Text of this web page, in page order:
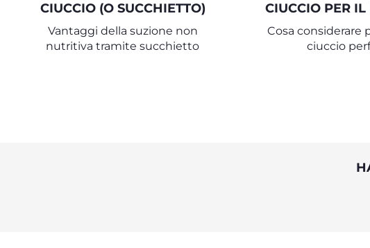
CIUCCIO (O SUCCHIETTO)
Vantaggi della suzione non
nutritiva tramite succhietto
CIUCCIO PER
Cosa considerare
ciuccio